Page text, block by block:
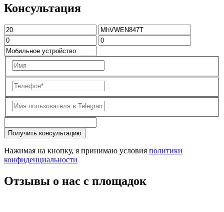
Консультация
Получить консультацию
Нажимая на кнопку, я принимаю условия политики
конфиденциальности
Отзывы о нас с площадок